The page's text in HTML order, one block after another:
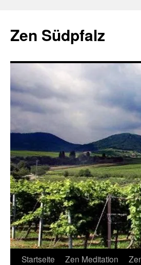
springen
Zen Südpfalz
Startseite Zen Meditation